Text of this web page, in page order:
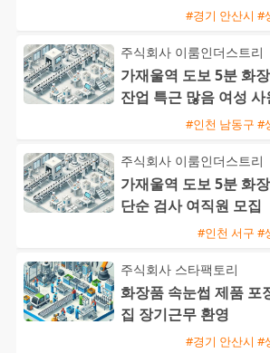
#경기 안산시 #
주식회사 이룸인더스트리
가재울역 도보 5분 화
잔업 특근 많음 여성 사
#인천 남동구 #
주식회사 이룸인더스트리
가재울역 도보 5분 화
단순 검사 여직원 모집
#인천 서구 #
주식회사 스타팩토리
화장품 속눈썹 제품 포
집 장기근무 환영
#경기 안산시 #